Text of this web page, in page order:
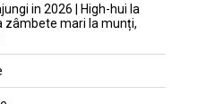
in 2026 | High-hui la
zâmbete mari la munți,